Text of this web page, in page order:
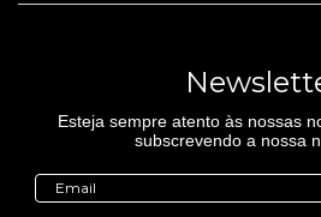
Esteja sempre atento às nossas
subscrevendo a nossa